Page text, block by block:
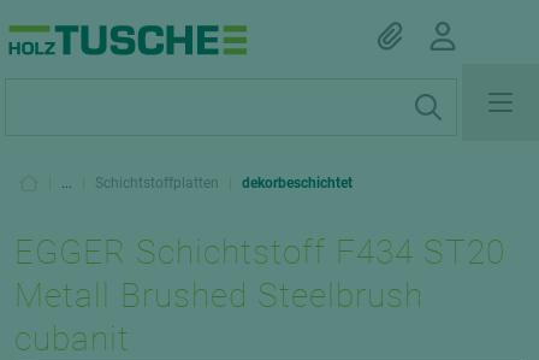
... Schichtstoffplatten dekorbeschichtet
EGGER Schichtstoff F434 ST20
Metall Brushed Steelbrush
cubanit